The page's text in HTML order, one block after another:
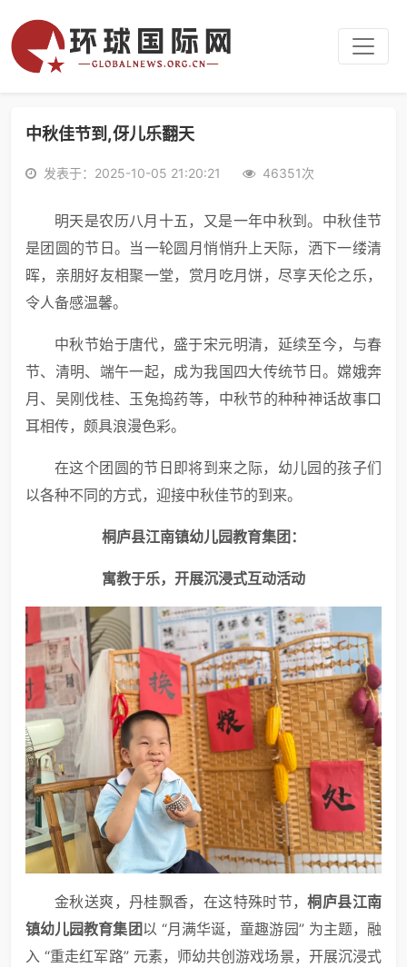
中秋佳节到,伢儿乐翻天
发表于：2025-10-05 21:20:21 46351次
明天是农历八月十五，又是一年中秋到。中秋佳节
是团圆的节日。当一轮圆月悄悄升上天际，洒下一缕清
晖，亲朋好友相聚一堂，赏月吃月饼，尽享天伦之乐，
令人备感温馨。
中秋节始于唐代，盛于宋元明清，延续至今，与春
节、清明、端午一起，成为我国四大传统节日。嫦娥奔
月、吴刚伐桂、玉兔捣药等，中秋节的种种神话故事口
耳相传，颇具浪漫色彩。
在这个团圆的节日即将到来之际，幼儿园的孩子们
以各种不同的方式，迎接中秋佳节的到来。
桐庐县江南镇幼儿园教育集团：
寓教于乐，开展沉浸式互动活动
金秋送爽，丹桂飘香，在这特殊时节，桐庐县江南
镇幼儿园教育集团以 “月满华诞，童趣游园” 为主题，融
入 “重走红军路” 元素，师幼共创游戏场景，开展沉浸式